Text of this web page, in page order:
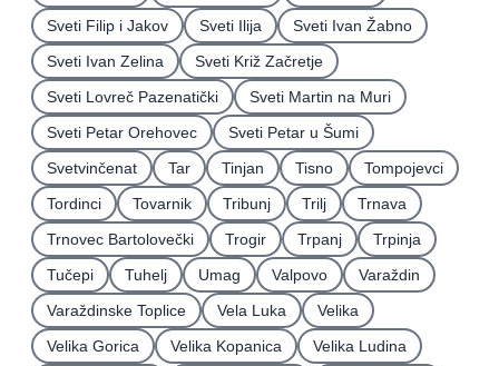
Sveti Filip i Jakov
Sveti Ilija
Sveti Ivan Žabno
Sveti Ivan Zelina
Sveti Križ Začretje
Sveti Lovreč Pazenatički
Sveti Martin na Muri
Sveti Petar Orehovec
Sveti Petar u Šumi
Svetvinčenat
Tar Tinjan Tisno
Tompojevci
Tordinci
Tovarnik Tribunj Trilj
Trnava
Trnovec Bartolovečki
Trogir Trpanj
Trpinja
Tučepi
Tuhelj Umag Valpovo
Varaždin
Varaždinske Toplice
Vela Luka
Velika
Velika Gorica
Velika Kopanica
Velika Ludina